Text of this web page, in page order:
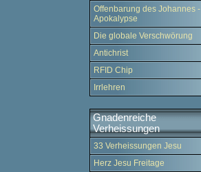
Offenbarung des Johannes -
Apokalypse
Die globale Verschwörung
Antichrist
RFID Chip
Irrlehren
Gnadenreiche
Verheissungen
33 Verheissungen Jesu
Herz Jesu Freitage